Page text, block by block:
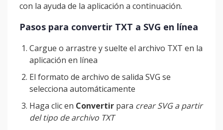
con la ayuda de la aplicación a continuación.
Pasos para convertir TXT a SVG en línea
Cargue o arrastre y suelte el archivo TXT en la
aplicación en línea
El formato de archivo de salida SVG se
selecciona automáticamente
Haga clic en Convertir para crear SVG a partir
del tipo de archivo TXT